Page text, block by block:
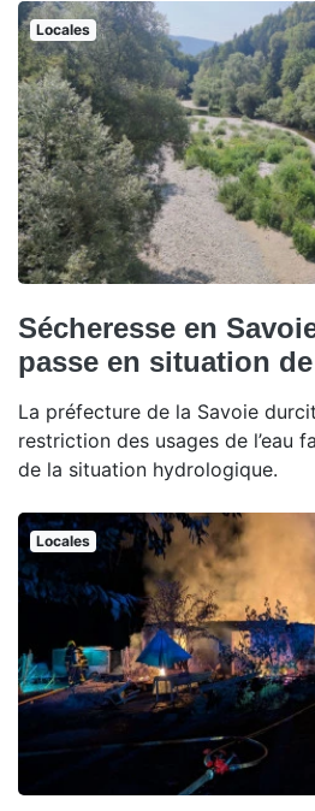
Locales
Sécheresse en
passe en situation
La préfecture de la Savoie
restriction des usages de l’eau
de la situation hydrologique.
Locales